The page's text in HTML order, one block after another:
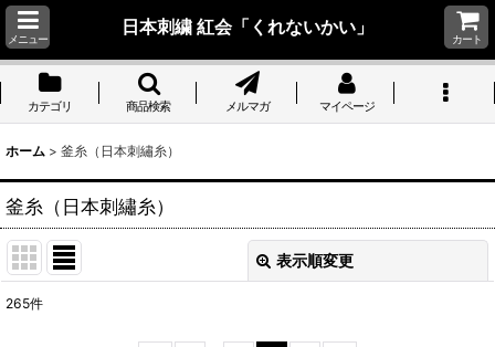
メニュー
日本刺繍 紅会「くれないかい」
カート
カテゴリ 商品検索 メルマガ マイページ
ホーム > 釜糸（日本刺繡糸）
釜糸（日本刺繡糸）
表示順変更
265件